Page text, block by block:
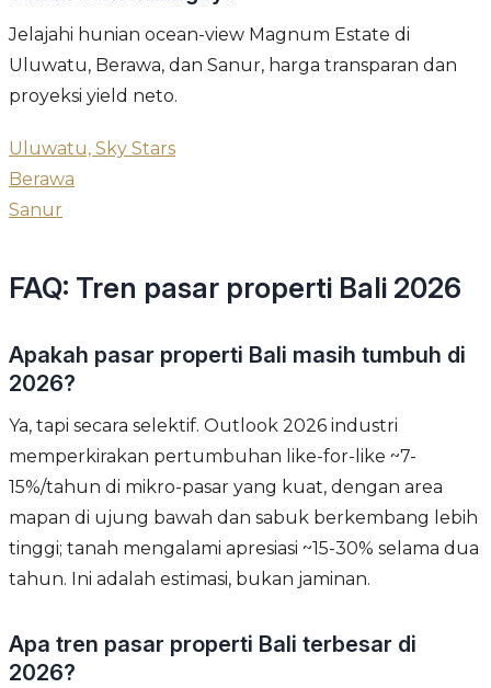
Jelajahi hunian ocean-view Magnum Estate di
Uluwatu, Berawa, dan Sanur, harga transparan dan
proyeksi yield neto.
Uluwatu, Sky Stars
Berawa
Sanur
FAQ: Tren pasar properti Bali 2026
Apakah pasar properti Bali masih tumbuh di
2026?
Ya, tapi secara selektif. Outlook 2026 industri
memperkirakan pertumbuhan like-for-like ~7-
15%/tahun di mikro-pasar yang kuat, dengan area
mapan di ujung bawah dan sabuk berkembang lebih
tinggi; tanah mengalami apresiasi ~15-30% selama dua
tahun. Ini adalah estimasi, bukan jaminan.
Apa tren pasar properti Bali terbesar di
2026?